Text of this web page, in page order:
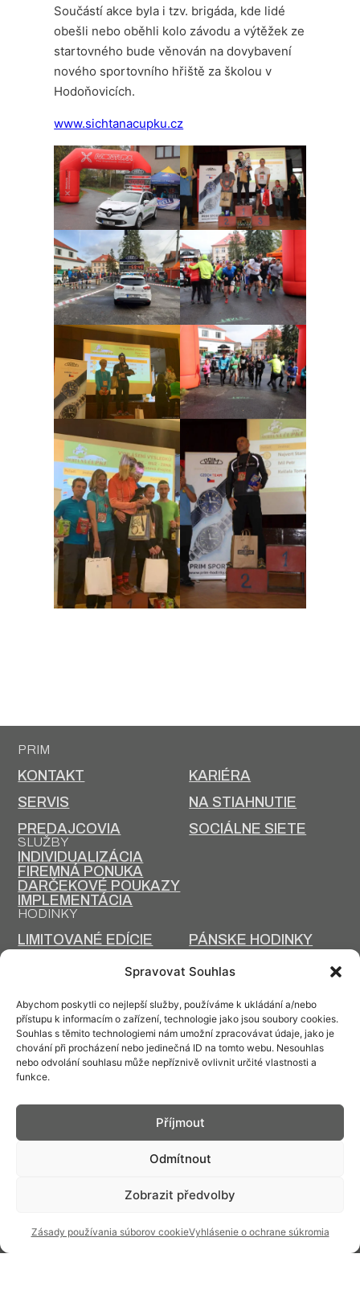
Spravovat Souhlas
Abychom poskytli co nejlepší služby, používáme k ukládání a/nebo
přístupu k informacím o zařízení, technologie jako jsou soubory cookies.
Souhlas s těmito technologiemi nám umožní zpracovávat údaje, jako je
chování při procházení nebo jedinečná ID na tomto webu. Nesouhlas
nebo odvolání souhlasu může nepříznivě ovlivnit určité vlastnosti a
funkce.
Příjmout
Odmítnout
Zobrazit předvolby
Zásady používania súborov cookieVyhlásenie o ochrane súkromia
Součástí akce byla i tzv. brigáda, kde lidé
obešli nebo oběhli kolo závodu a výtěžek ze
startovného bude věnován na dovybavení
nového sportovního hřiště za školou v
Hodoňovicích.
www.sichtanacupku.cz
PRIM
KONTAKT
KARIÉRA
SERVIS
NA STIAHNUTIE
PREDAJCOVIA
SOCIÁLNE SIETE
SLUŽBY
INDIVIDUALIZÁCIA
FIREMNÁ PONUKA
DARČEKOVÉ POUKAZY
IMPLEMENTÁCIA
HODINKY
LIMITOVANÉ EDÍCIE
PÁNSKE HODINKY
DÁMSKÉ HODINKY
DETSKÉ HODINKY
BRAND
NOVINKY
AMBASÁDORI A
OSOBNOSTI
PODPORUJEME
HISTÓRIA A SÚČASNOSŤ
HISTÓRIA PRIM
DESIGN A VÝROBA